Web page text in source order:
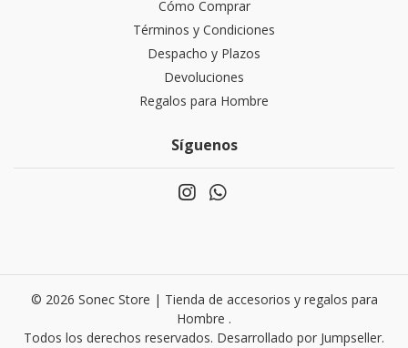
Cómo Comprar
Términos y Condiciones
Despacho y Plazos
Devoluciones
Regalos para Hombre
Síguenos
© 2026 Sonec Store | Tienda de accesorios y regalos para
Hombre .
Todos los derechos reservados. Desarrollado por Jumpseller.